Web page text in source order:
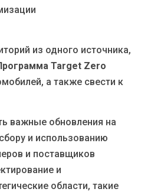
из одного источника,
Target Zero
а также свести к
важные обновления на
и использованию
и поставщиков
и
области, такие